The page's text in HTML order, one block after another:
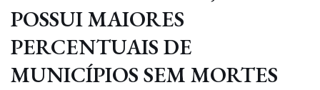
POSSUI MAIORES
PERCENTUAIS DE
MUNICÍPIOS SEM MORTES